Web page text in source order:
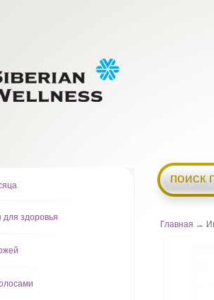
поиск
Главная →
для здоровья